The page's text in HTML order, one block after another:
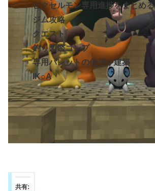
ピクセルモン専用進捗をまとめる
ジム攻略
クエスト
釣り図鑑コンプ
専用パレットの使用や建築
IK○A
共有: